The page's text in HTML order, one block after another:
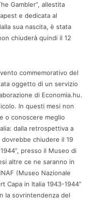
Gambler”, allestita
e dedicata al
sua nascita, è stata
chiuderà quindi il 12
commemorativo del
oggetto di un servizio
di Economia.hu.
In questi mesi non
o conoscere meglio
dalla retrospettiva a
chiudere il 19
presso il Museo di
altre ce ne saranno in
(Museo Nazionale
Capa in Italia 1943-1944”
la sovrintendenza del